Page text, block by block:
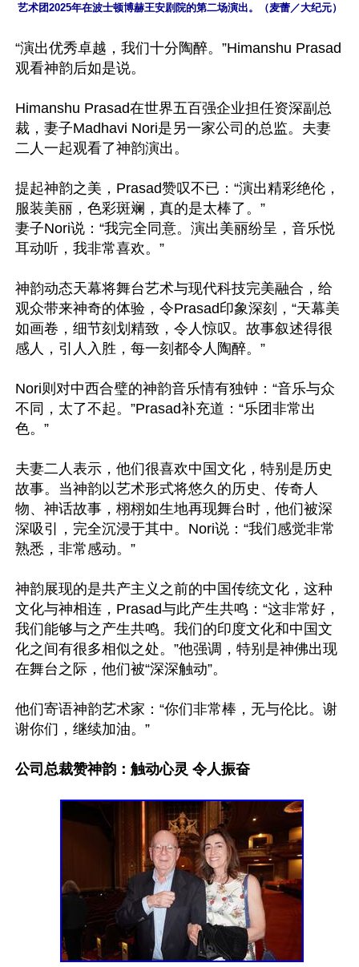
艺术团2025年在波士顿博赫王安剧院的第二场演出。（麦蕾／大纪元）
“演出优秀卓越，我们十分陶醉。”Himanshu Prasad
观看神韵后如是说。
Himanshu Prasad在世界五百强企业担任资深副总
裁，妻子Madhavi Nori是另一家公司的总监。夫妻
二人一起观看了神韵演出。
提起神韵之美，Prasad赞叹不已：“演出精彩绝伦，
服装美丽，色彩斑斓，真的是太棒了。”
妻子Nori说：“我完全同意。演出美丽纷呈，音乐悦
耳动听，我非常喜欢。”
神韵动态天幕将舞台艺术与现代科技完美融合，给
观众带来神奇的体验，令Prasad印象深刻，“天幕美
如画卷，细节刻划精致，令人惊叹。故事叙述得很
感人，引人入胜，每一刻都令人陶醉。”
Nori则对中西合璧的神韵音乐情有独钟：“音乐与众
不同，太了不起。”Prasad补充道：“乐团非常出
色。”
夫妻二人表示，他们很喜欢中国文化，特别是历史
故事。当神韵以艺术形式将悠久的历史、传奇人
物、神话故事，栩栩如生地再现舞台时，他们被深
深吸引，完全沉浸于其中。Nori说：“我们感觉非常
熟悉，非常感动。”
神韵展现的是共产主义之前的中国传统文化，这种
文化与神相连，Prasad与此产生共鸣：“这非常好，
我们能够与之产生共鸣。我们的印度文化和中国文
化之间有很多相似之处。”他强调，特别是神佛出现
在舞台之际，他们被“深深触动”。
他们寄语神韵艺术家：“你们非常棒，无与伦比。谢
谢你们，继续加油。”
公司总裁赞神韵：触动心灵 令人振奋